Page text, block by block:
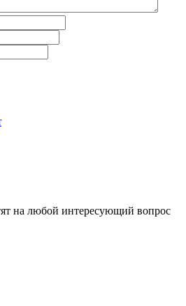
на любой интересующий вопрос